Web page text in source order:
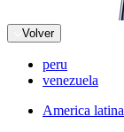
Volver
peru
venezuela
America latina